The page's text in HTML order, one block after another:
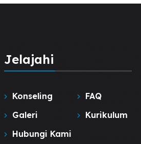
Jelajahi
Konseling
FAQ
Galeri
Kurikulum
Hubungi Kami